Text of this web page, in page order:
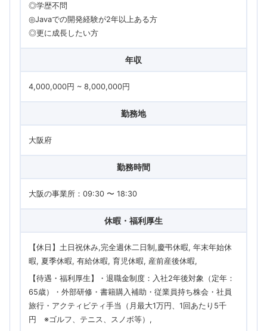
◎学歴不問
◎Javaでの開発経験が2年以上ある方
◎更に成長したい方
年収
4,000,000円 ~ 8,000,000円
勤務地
大阪府
勤務時間
大阪の事業所：09:30 〜 18:30
休暇・福利厚生
【休日】土日祝休み,完全週休二日制,慶弔休暇, 年末年始休
暇, 夏季休暇, 有給休暇, 育児休暇, 産前産後休暇
【待遇・福利厚生】・退職金制度：入社2年後対象（定年：
65歳）・外部研修・書籍購入補助・従業員持ち株会・社員
旅行・アクティビティ手当（月最大1万円、1回あたり5千
円 ※ゴルフ、テニス、スノボ等）